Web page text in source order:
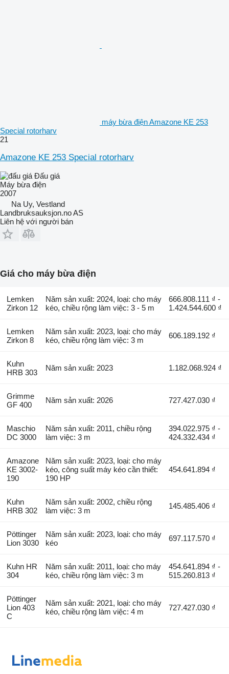
máy bừa điện Amazone KE 253
Special rotorharv
21
Amazone KE 253 Special rotorharv
Đấu giá
Máy bừa điện
2007
Na Uy, Vestland
Landbruksauksjon.no AS
Liên hệ với người bán
Giá cho máy bừa điện
Lemken
Zirkon 12
Năm sản xuất: 2024, loại: cho máy
kéo, chiều rộng làm việc: 3 - 5 m
666.808.111 ₫ -
1.424.544.600 ₫
Lemken
Zirkon 8
Năm sản xuất: 2023, loại: cho máy
kéo, chiều rộng làm việc: 3 m
606.189.192 ₫
Kuhn
HRB 303
Năm sản xuất: 2023 1.182.068.924 ₫
Grimme
GF 400
Năm sản xuất: 2026 727.427.030 ₫
Maschio
DC 3000
Năm sản xuất: 2011, chiều rộng
làm việc: 3 m
394.022.975 ₫ -
424.332.434 ₫
Amazone
KE 3002-
190
Năm sản xuất: 2023, loại: cho máy
kéo, công suất máy kéo cần thiết:
190 HP
454.641.894 ₫
Kuhn
HRB 302
Năm sản xuất: 2002, chiều rộng
làm việc: 3 m
145.485.406 ₫
Pöttinger
Lion 3030
Năm sản xuất: 2023, loại: cho máy
kéo
697.117.570 ₫
Kuhn HR
304
Năm sản xuất: 2011, loại: cho máy
kéo, chiều rộng làm việc: 3 m
454.641.894 ₫ -
515.260.813 ₫
Pöttinger
Lion 403
C
Năm sản xuất: 2021, loại: cho máy
kéo, chiều rộng làm việc: 4 m
727.427.030 ₫